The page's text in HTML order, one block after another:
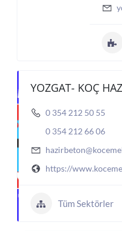
YOZGAT- KOÇ
0 354 212 50 55
0 354 212 66 06
https://
Tüm Sektörler